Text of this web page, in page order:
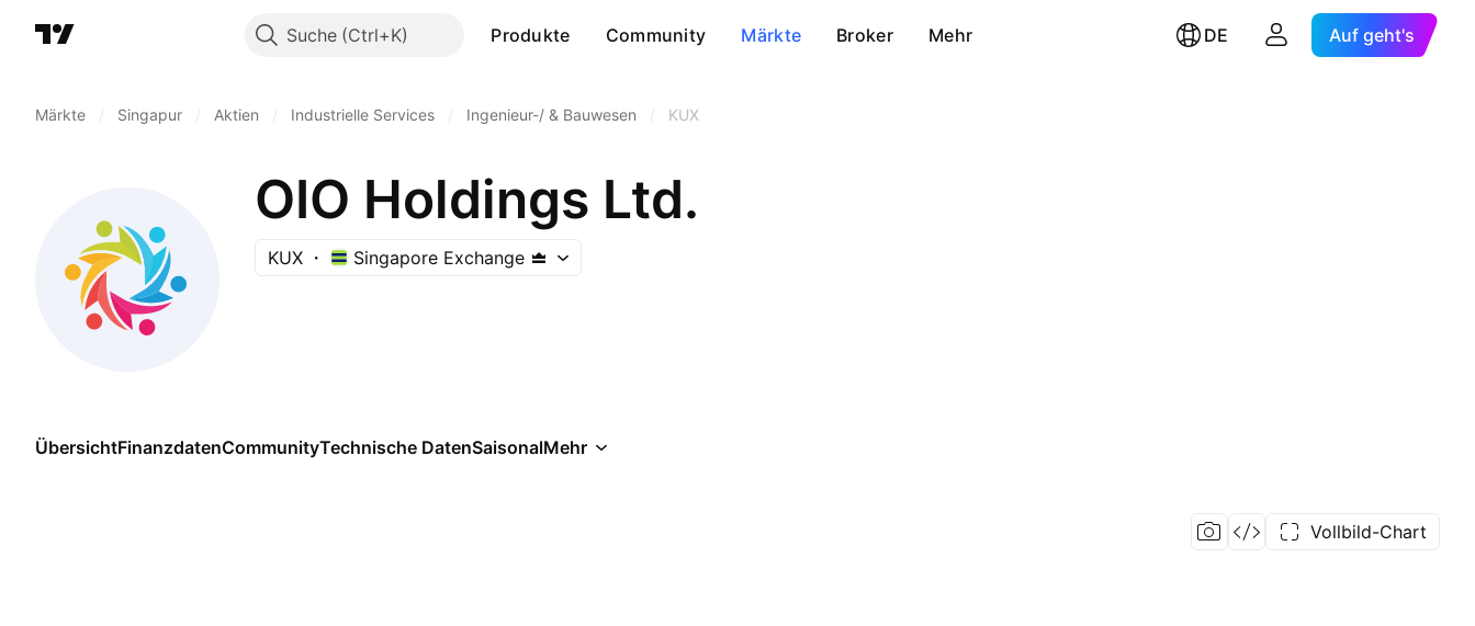
Suche Produkte Community Märkte Broker Mehr DE Auf geht's
Märkte Singapur Aktien Industrielle Services Ingenieur-/ & Bauwesen KUX
OIO Holdings Ltd.
KUX Singapore Exchange
ÜbersichtFinanzdatenCommunityTechnische DatenSaisonalMehr
Vollbild-Chart